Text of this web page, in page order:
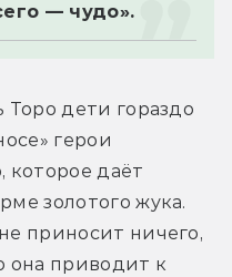
— чудо».
Торо дети гораздо
герои
которое даёт
золотого жука.
приносит ничего,
она приводит к